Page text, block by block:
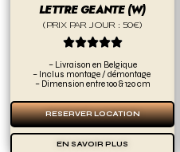
LETTRE GEANTE (W)
(PRIX PAR JOUR : 50€)

– Livraison en Belgique
– Inclus montage / démontage
– Dimension entre 100 & 120 cm
RESERVER LOCATION
EN SAVOIR PLUS